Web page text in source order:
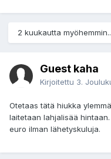
2 kuukautta
Guest kaha
Kirjoitettu 3.
Otetaas tätä hiukka
laitetaan lahjalisää
euro ilman lähetyskuluja.